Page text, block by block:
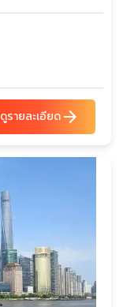
ดูรายละเอียดarrow_forward